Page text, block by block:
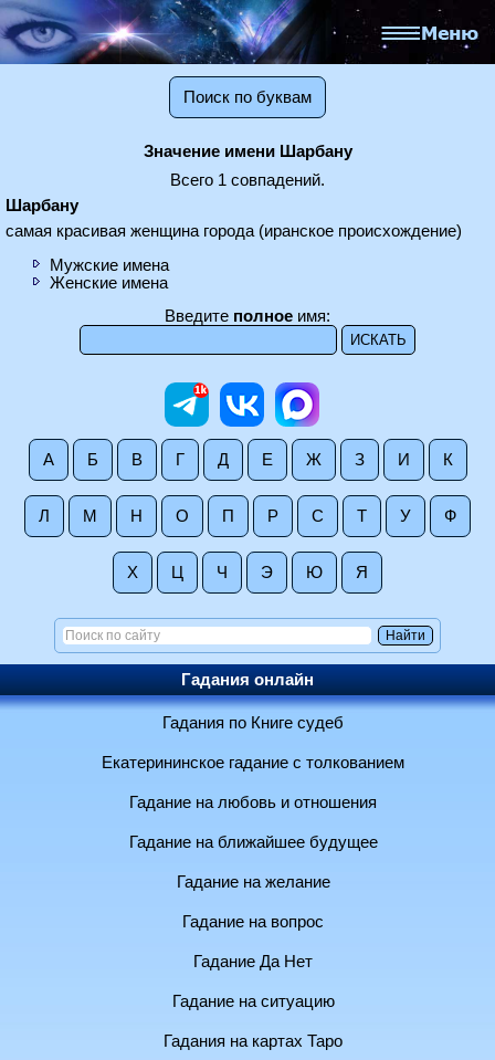
Поиск по буквам
Значение имени Шарбану
Всего 1 совпадений.
Шарбану
самая красивая женщина города (иранское происхождение)
Мужские имена
Женские имена
Введите полное имя:
А Б В Г Д Е Ж З И К
Л М Н О П Р С Т У Ф
Х Ц Ч Э Ю Я
Гадания онлайн
Гадания по Книге судеб
Екатерининское гадание с толкованием
Гадание на любовь и отношения
Гадание на ближайшее будущее
Гадание на желание
Гадание на вопрос
Гадание Да Нет
Гадание на ситуацию
Гадания на картах Таро